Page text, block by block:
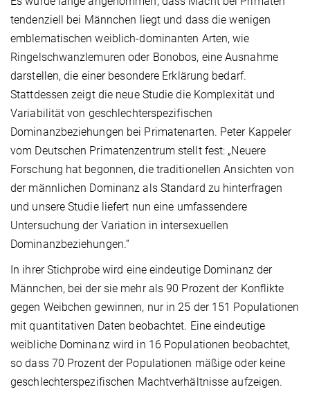
tendenziell bei Männchen liegt und dass die wenigen
emblematischen weiblich-dominanten Arten, wie
Ringelschwanzlemuren oder Bonobos, eine Ausnahme
darstellen, die einer besondere Erklärung bedarf.
Stattdessen zeigt die neue Studie die Komplexität und
Variabilität von geschlechterspezifischen
Dominanzbeziehungen bei Primatenarten. Peter Kappeler
vom Deutschen Primatenzentrum stellt fest: „Neuere
Forschung hat begonnen, die traditionellen Ansichten von
der männlichen Dominanz als Standard zu hinterfragen
und unsere Studie liefert nun eine umfassendere
Untersuchung der Variation in intersexuellen
Dominanzbeziehungen.“
In ihrer Stichprobe wird eine eindeutige Dominanz der
Männchen, bei der sie mehr als 90 Prozent der Konflikte
gegen Weibchen gewinnen, nur in 25 der 151 Populationen
mit quantitativen Daten beobachtet. Eine eindeutige
weibliche Dominanz wird in 16 Populationen beobachtet,
so dass 70 Prozent der Populationen mäßige oder keine
geschlechterspezifischen Machtverhältnisse aufzeigen.